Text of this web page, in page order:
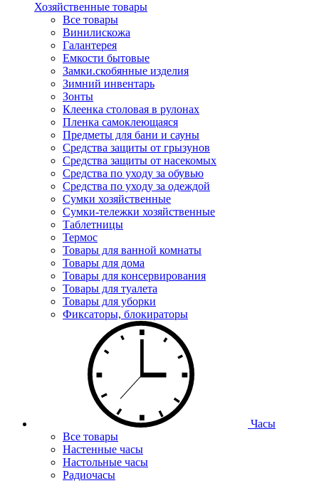
Хозяйственные товары
Все товары
Винилискожа
Галантерея
Емкости бытовые
Замки.скобянные изделия
Зимний инвентарь
Зонты
Клеенка столовая в рулонах
Пленка самоклеющаяся
Предметы для бани и сауны
Средства защиты от грызунов
Средства защиты от насекомых
Средства по уходу за обувью
Средства по уходу за одеждой
Сумки хозяйственные
Сумки-тележки хозяйственные
Таблетницы
Термос
Товары для ванной комнаты
Товары для дома
Товары для консервирования
Товары для туалета
Товары для уборки
Фиксаторы, блокираторы
Часы
Все товары
Настенные часы
Настольные часы
Радиочасы